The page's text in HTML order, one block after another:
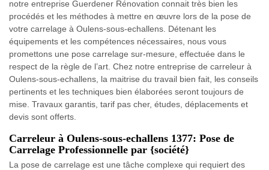
notre entreprise Guerdener Rénovation connait très bien les
procédés et les méthodes à mettre en œuvre lors de la pose de
votre carrelage à Oulens-sous-echallens. Détenant les
équipements et les compétences nécessaires, nous vous
promettons une pose carrelage sur-mesure, effectuée dans le
respect de la règle de l’art. Chez notre entreprise de carreleur à
Oulens-sous-echallens, la maitrise du travail bien fait, les conseils
pertinents et les techniques bien élaborées seront toujours de
mise. Travaux garantis, tarif pas cher, études, déplacements et
devis sont offerts.
Carreleur à Oulens-sous-echallens 1377: Pose de
Carrelage Professionnelle par {société}
La pose de carrelage est une tâche complexe qui requiert des